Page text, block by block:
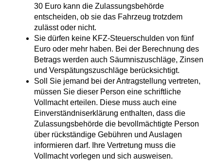
30 Euro kann die Zulassungsbehörde
entscheiden, ob sie das Fahrzeug trotzdem
zulässt oder nicht.
Sie dürfen keine KFZ-Steuerschulden von fünf
Euro oder mehr haben. Bei der Berechnung des
Betrags werden auch Säumniszuschläge, Zinsen
und Verspätungszuschläge berücksichtigt.
Soll Sie jemand bei der Antragstellung vertreten,
müssen Sie dieser Person eine schriftliche
Vollmacht erteilen. Diese muss auch eine
Einverständniserklärung enthalten, dass die
Zulassungsbehörde die bevollmächtigte Person
über rückständige Gebühren und Auslagen
informieren darf. I
hre Vertretung muss die
Vollmacht vorlegen und sich ausweisen.